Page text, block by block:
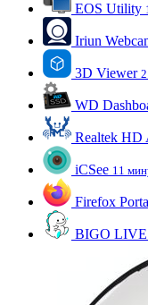
EOS Utility
Iriun
3D Viewer
WD
Realtek HD
iCSee 11
Firefox
BIGO LIVE